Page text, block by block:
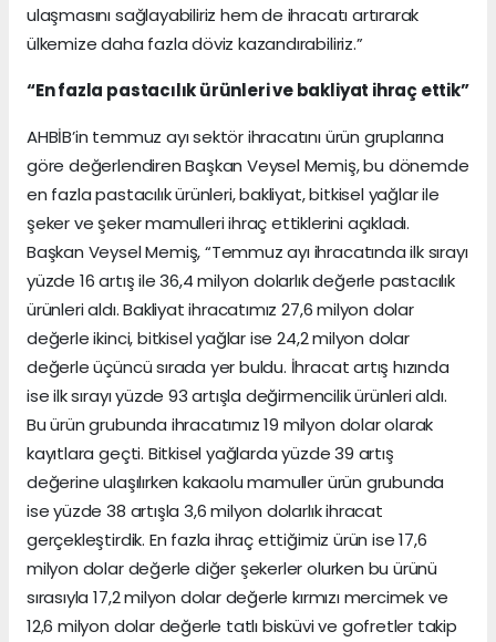
ulaşmasını sağlayabiliriz hem de ihracatı artırarak
ülkemize daha fazla döviz kazandırabiliriz.”
“En fazla pastacılık ürünleri ve bakliyat ihraç ettik”
AHBİB’in temmuz ayı sektör ihracatını ürün gruplarına
göre değerlendiren Başkan Veysel Memiş, bu dönemde
en fazla pastacılık ürünleri, bakliyat, bitkisel yağlar ile
şeker ve şeker mamulleri ihraç ettiklerini açıkladı.
Başkan Veysel Memiş, “Temmuz ayı ihracatında ilk sırayı
yüzde 16 artış ile 36,4 milyon dolarlık değerle pastacılık
ürünleri aldı. Bakliyat ihracatımız 27,6 milyon dolar
değerle ikinci, bitkisel yağlar ise 24,2 milyon dolar
değerle üçüncü sırada yer buldu. İhracat artış hızında
ise ilk sırayı yüzde 93 artışla değirmencilik ürünleri aldı.
Bu ürün grubunda ihracatımız 19 milyon dolar olarak
kayıtlara geçti. Bitkisel yağlarda yüzde 39 artış
değerine ulaşılırken kakaolu mamuller ürün grubunda
ise yüzde 38 artışla 3,6 milyon dolarlık ihracat
gerçekleştirdik. En fazla ihraç ettiğimiz ürün ise 17,6
milyon dolar değerle diğer şekerler olurken bu ürünü
sırasıyla 17,2 milyon dolar değerle kırmızı mercimek ve
12,6 milyon dolar değerle tatlı bisküvi ve gofretler takip